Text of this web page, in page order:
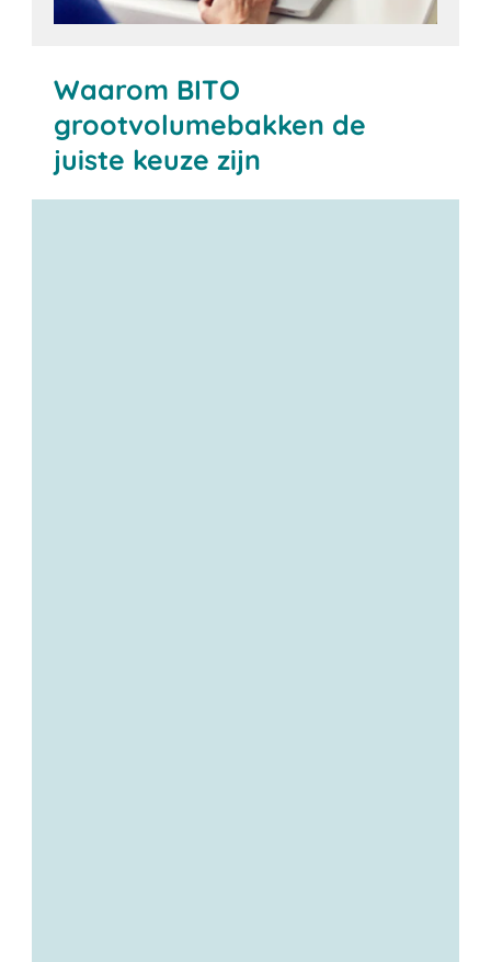
Waarom BITO
grootvolumebakken de
juiste keuze zijn